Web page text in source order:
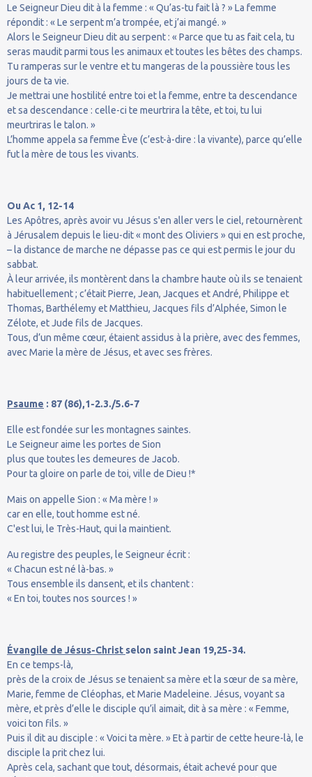
Le Seigneur Dieu dit à la femme : « Qu’as-tu fait là ? » La femme
répondit : « Le serpent m’a trompée, et j’ai mangé. »
Alors le Seigneur Dieu dit au serpent : « Parce que tu as fait cela, tu
seras maudit parmi tous les animaux et toutes les bêtes des champs.
Tu ramperas sur le ventre et tu mangeras de la poussière tous les
jours de ta vie.
Je mettrai une hostilité entre toi et la femme, entre ta descendance
et sa descendance : celle-ci te meurtrira la tête, et toi, tu lui
meurtriras le talon. »
L’homme appela sa femme Ève (c’est-à-dire : la vivante), parce qu’elle
fut la mère de tous les vivants.
Ou Ac 1, 12-14
Les Apôtres, après avoir vu Jésus s'en aller vers le ciel, retournèrent
à Jérusalem depuis le lieu-dit « mont des Oliviers » qui en est proche,
– la distance de marche ne dépasse pas ce qui est permis le jour du
sabbat.
À leur arrivée, ils montèrent dans la chambre haute où ils se tenaient
habituellement ; c’était Pierre, Jean, Jacques et André, Philippe et
Thomas, Barthélemy et Matthieu, Jacques fils d’Alphée, Simon le
Zélote, et Jude fils de Jacques.
Tous, d’un même cœur, étaient assidus à la prière, avec des femmes,
avec Marie la mère de Jésus, et avec ses frères.
Psaume : 87 (86),1-2.3./5.6-7
Elle est fondée sur les montagnes saintes.
Le Seigneur aime les portes de Sion
plus que toutes les demeures de Jacob.
Pour ta gloire on parle de toi, ville de Dieu !*
Mais on appelle Sion : « Ma mère ! »
car en elle, tout homme est né.
C'est lui, le Très-Haut, qui la maintient.
Au registre des peuples, le Seigneur écrit :
« Chacun est né là-bas. »
Tous ensemble ils dansent, et ils chantent :
« En toi, toutes nos sources ! »
Évangile de Jésus-Christ selon saint Jean 19,25-34.
En ce temps-là,
près de la croix de Jésus se tenaient sa mère et la sœur de sa mère,
Marie, femme de Cléophas, et Marie Madeleine. Jésus, voyant sa
mère, et près d’elle le disciple qu’il aimait, dit à sa mère : « Femme,
voici ton fils. »
Puis il dit au disciple : « Voici ta mère. » Et à partir de cette heure-là, le
disciple la prit chez lui.
Après cela, sachant que tout, désormais, était achevé pour que